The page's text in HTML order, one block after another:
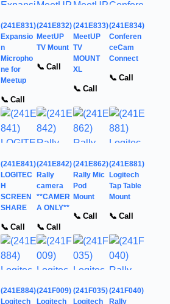
(241E831)
Expansio
n
Micropho
ne for
Meetup
📞 Call
(241E832)
MeetUP
TV Mount
📞 Call
(241E833)
MeetUP
TV
MOUNT
XL
📞 Call
(241E834)
Conferen
ceCam
Connect
📞 Call
(241E841)
LOGITEC
H
SCREEN
SHARE
📞 Call
(241E842)
Rally
camera
**CAMER
A ONLY**
📞 Call
(241E862)
Rally Mic
Pod
Mount
📞 Call
(241E881)
Logitech
Tap Table
Mount
📞 Call
(241E884)
Logitech
(241F009)
Logitech
(241F035)
Logitech
(241F040)
Rally